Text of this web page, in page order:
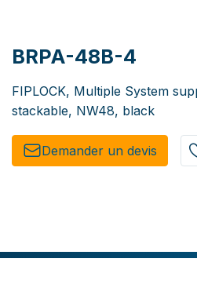
BRPA-48B-4
FIPLOCK, Multiple System
stackable, NW48, black
Demander un de​​vis​​